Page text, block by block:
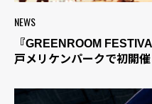
NEWS
『GREENROOM
戸メリケンパークで初開催